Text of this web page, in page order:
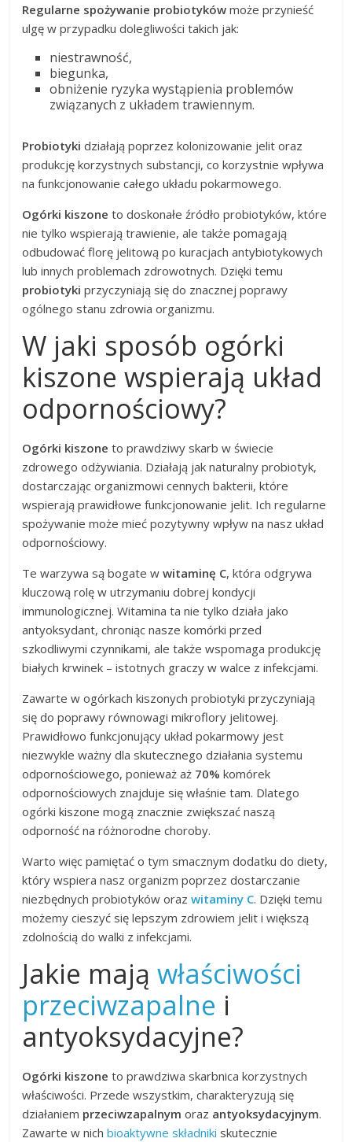
Regularne spożywanie probiotyków może przynieść
ulgę w przypadku dolegliwości takich jak:
niestrawność,
biegunka,
obniżenie ryzyka wystąpienia problemów
związanych z układem trawiennym.
Probiotyki działają poprzez kolonizowanie jelit oraz
produkcję korzystnych substancji, co korzystnie wpływa
na funkcjonowanie całego układu pokarmowego.
Ogórki kiszone to doskonałe źródło probiotyków, które
nie tylko wspierają trawienie, ale także pomagają
odbudować florę jelitową po kuracjach antybiotykowych
lub innych problemach zdrowotnych. Dzięki temu
probiotyki przyczyniają się do znacznej poprawy
ogólnego stanu zdrowia organizmu.
W jaki sposób ogórki
kiszone wspierają układ
odpornościowy?
Ogórki kiszone to prawdziwy skarb w świecie
zdrowego odżywiania. Działają jak naturalny probiotyk,
dostarczając organizmowi cennych bakterii, które
wspierają prawidłowe funkcjonowanie jelit. Ich regularne
spożywanie może mieć pozytywny wpływ na nasz układ
odpornościowy.
Te warzywa są bogate wwitaminę C, która odgrywa
kluczową rolę w utrzymaniu dobrej kondycji
immunologicznej. Witamina ta nie tylko działa jako
antyoksydant, chroniąc nasze komórki przed
szkodliwymi czynnikami, ale także wspomaga produkcję
białych krwinek – istotnych graczy w walce z infekcjami.
Zawarte w ogórkach kiszonych probiotyki przyczyniają
się do poprawy równowagi mikroflory jelitowej.
Prawidłowo funkcjonujący układ pokarmowy jest
niezwykle ważny dla skutecznego działania systemu
odpornościowego, ponieważ aż 70% komórek
odpornościowych znajduje się właśnie tam. Dlatego
ogórki kiszone mogą znacznie zwiększać naszą
odporność na różnorodne choroby.
Warto więc pamiętać o tym smacznym dodatku do diety,
który wspiera nasz organizm poprzez dostarczanie
niezbędnych probiotyków orazwitaminy C. Dzięki temu
możemy cieszyć się lepszym zdrowiem jelit i większą
zdolnością do walki z infekcjami.
Jakie mająwłaściwości
przeciwzapalne i
antyoksydacyjne?
Ogórki kiszone to prawdziwa skarbnica korzystnych
właściwości. Przede wszystkim, charakteryzują się
działaniem przeciwzapalnym oraz antyoksydacyjnym.
Zawarte w nichbioaktywne składniki skutecznie